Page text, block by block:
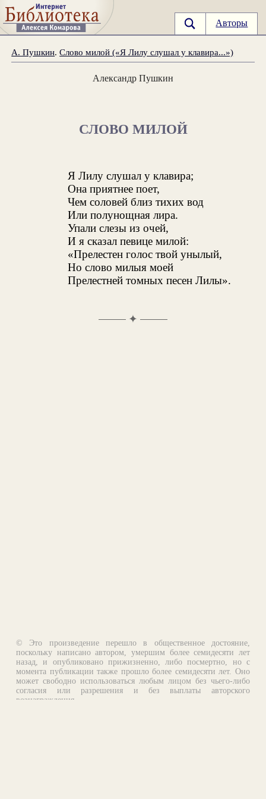
Авторы
А. Пушкин.Слово милой («Я Лилу слушал у клавира...»)
Александр Пушкин
СЛОВО МИЛОЙ
Я Лилу слушал у клавира;
Она приятнее поет,
Чем соловей близ тихих вод
Или полунощная лира.
Упали слезы из очей,
И я сказал певице милой:
«Прелестен голос твой унылый,
Но слово милыя моей
Прелестней томных песен Лилы».
✦
© Это произведение перешло в общественное достояние,
поскольку написано автором, умершим более семидесяти лет
назад, и опубликовано прижизненно, либо посмертно, но с
момента публикации также прошло более семидесяти лет. Оно
может свободно использоваться любым лицом без чьего-либо
согласия или разрешения и без выплаты авторского
вознаграждения.